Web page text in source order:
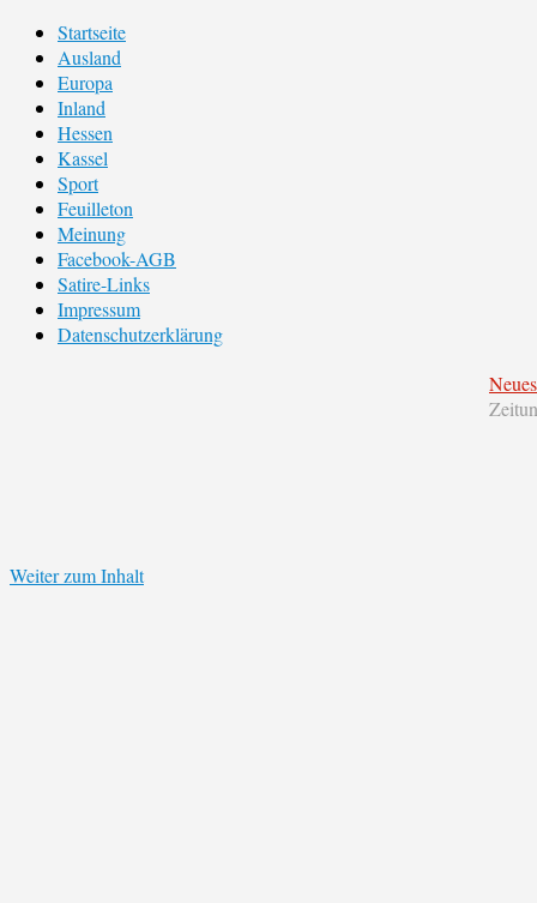
Startseite
Ausland
Europa
Inland
Hessen
Kassel
Sport
Feuilleton
Meinung
Facebook-AGB
Satire-Links
Impressum
Datenschutzerklärung
Weiter zum Inhalt